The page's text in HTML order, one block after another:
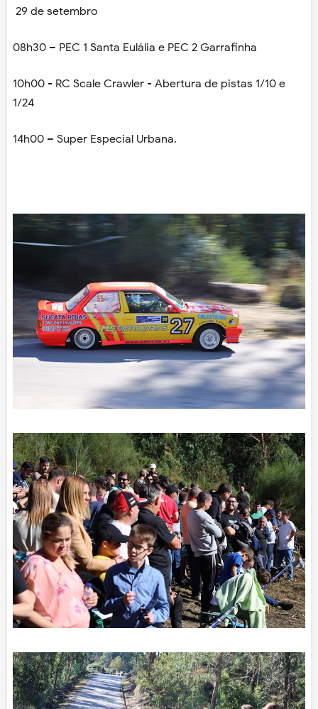
29 de setembro
08h30 – PEC 1 Santa Eulália e PEC 2 Garrafinha
10h00 - RC Scale Crawler - Abertura de pistas 1/10 e
1/24
14h00 – Super Especial Urbana.